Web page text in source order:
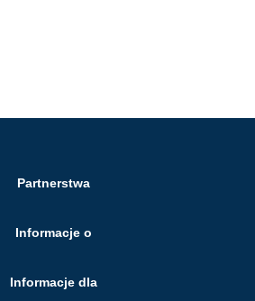
Partnerstwa
Informacje o
Informacje dla